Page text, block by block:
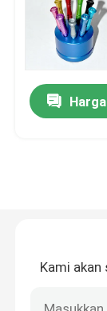
Mikromotor
profil udara
Mesin
Kami akan